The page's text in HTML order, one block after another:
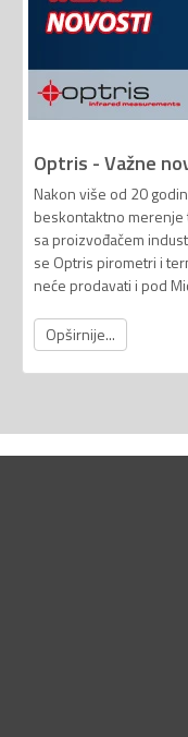
Optris - Važne
Nakon više od 20
beskontaktno
sa proizvođačem
se Optris pirometri i
neće prodavati i pod
Opširnije...